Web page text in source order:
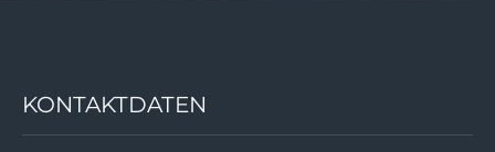
KONTAKTDATEN